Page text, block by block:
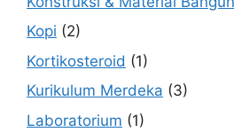
Kopi (2)
Kortikosteroid (1)
Kurikulum Merdeka (3)
Laboratorium (1)